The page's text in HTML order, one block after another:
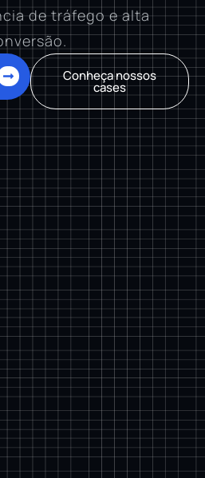
de tráfego e alta
Conheça nossos
cases